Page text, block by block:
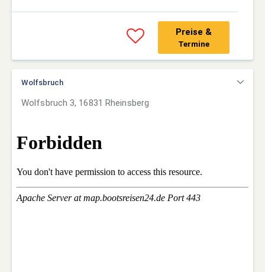
Preise &
Termine
Wolfsbruch
Wolfsbruch 3, 16831 Rheinsberg